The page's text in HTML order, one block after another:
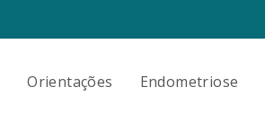
Orientações Endometriose